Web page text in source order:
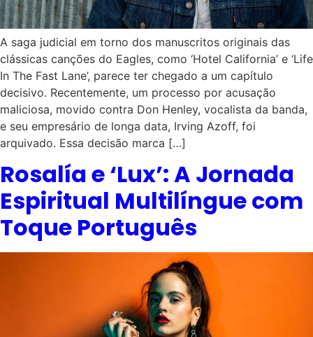
A saga judicial em torno dos manuscritos originais das
clássicas canções do Eagles, como ‘Hotel California’ e ‘Life
In The Fast Lane’, parece ter chegado a um capítulo
decisivo. Recentemente, um processo por acusação
maliciosa, movido contra Don Henley, vocalista da banda,
e seu empresário de longa data, Irving Azoff, foi
arquivado. Essa decisão marca […]
Rosalía e ‘Lux’: A Jornada
Espiritual Multilíngue com
Toque Português